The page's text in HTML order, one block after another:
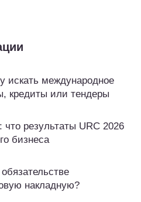
искать международное
кредиты или тендеры
результаты URC 2026
бизнеса
накладную?